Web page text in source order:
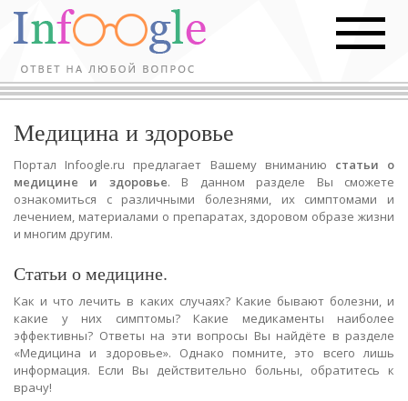
Медицина и здоровье
Портал Infoogle.ru предлагает Вашему вниманию статьи о
медицине и здоровье. В данном разделе Вы сможете
ознакомиться с различными болезнями, их симптомами и
лечением, материалами о препаратах, здоровом образе жизни
и многим другим.
Статьи о медицине.
Как и что лечить в каких случаях? Какие бывают болезни, и
какие у них симптомы? Какие медикаменты наиболее
эффективны? Ответы на эти вопросы Вы найдёте в разделе
«Медицина и здоровье». Однако помните, это всего лишь
информация. Если Вы действительно больны, обратитесь к
врачу!